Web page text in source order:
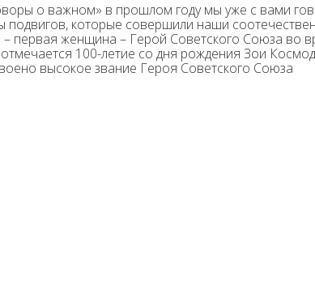
о важном» в прошлом году мы уже с вами
подвигов, которые совершили наши
первая женщина – Герой Советского Союза во
100-летие со дня рождения Зои
высокое звание Героя Советского Союза